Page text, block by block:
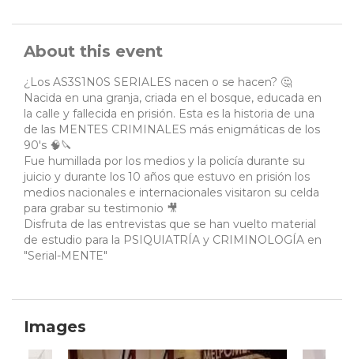
About this event
¿Los AS3S1N0S SERIALES nacen o se hacen? 🤔
Nacida en una granja, criada en el bosque, educada en
la calle y fallecida en prisión. Esta es la historia de una
de las MENTES CRIMINALES más enigmáticas de los
90's 🧠🔪
Fue humillada por los medios y la policía durante su
juicio y durante los 10 años que estuvo en prisión los
medios nacionales e internacionales visitaron su celda
para grabar su testimonio 🎥
Disfruta de las entrevistas que se han vuelto material
de estudio para la PSIQUIATRÍA y CRIMINOLOGÍA en
"Serial-MENTE"
Images